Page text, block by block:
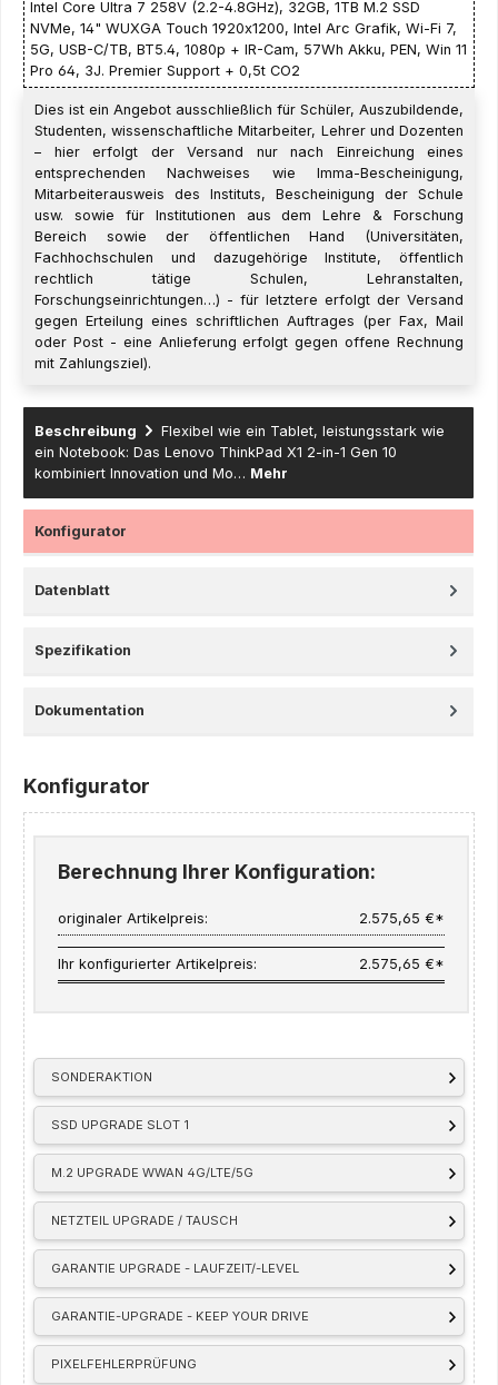
Intel Core Ultra 7 258V (2.2-4.8GHz), 32GB, 1TB M.2 SSD
NVMe, 14" WUXGA Touch 1920x1200, Intel Arc Grafik, Wi-Fi 7,
5G, USB-C/TB, BT5.4, 1080p + IR-Cam, 57Wh Akku, PEN, Win 11
Pro 64, 3J. Premier Support + 0,5t CO2
Dies ist ein Angebot ausschließlich für Schüler, Auszubildende,
Studenten, wissenschaftliche Mitarbeiter, Lehrer und Dozenten
– hier erfolgt der Versand nur nach Einreichung eines
entsprechenden Nachweises wie Imma-Bescheinigung,
Mitarbeiterausweis des Instituts, Bescheinigung der Schule
usw. sowie für Institutionen aus dem Lehre & Forschung
Bereich sowie der öffentlichen Hand (Universitäten,
Fachhochschulen und dazugehörige Institute, öffentlich
rechtlich tätige Schulen, Lehranstalten,
Forschungseinrichtungen…) - für letztere erfolgt der Versand
gegen Erteilung eines schriftlichen Auftrages (per Fax, Mail
oder Post - eine Anlieferung erfolgt gegen offene Rechnung
mit Zahlungsziel).
Beschreibung
Flexibel wie ein Tablet, leistungsstark wie
ein Notebook: Das Lenovo ThinkPad X1 2-in-1 Gen 10
kombiniert Innovation und Mo… Mehr
Konfigurator
Datenblatt
Spezifikation
Dokumentation
Konfigurator
SONDERAKTION
SSD UPGRADE SLOT 1
M.2 UPGRADE WWAN 4G/LTE/5G
NETZTEIL UPGRADE / TAUSCH
GARANTIE UPGRADE - LAUFZEIT/-LEVEL
GARANTIE-UPGRADE - KEEP YOUR DRIVE
PIXELFEHLERPRÜFUNG
Berechnung Ihrer Konfiguration:
originaler Artikelpreis: 2.575,65 €*
Ihr konfigurierter Artikelpreis: 2.575,65 €*